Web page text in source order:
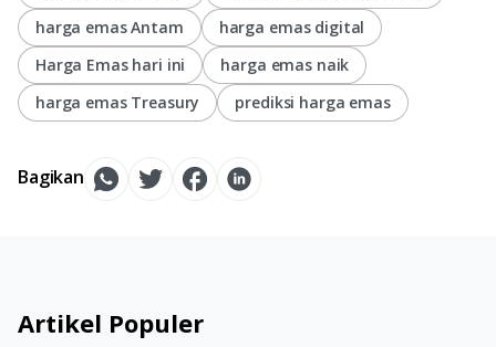
harga emas Antam
harga emas digital
Harga Emas hari ini
harga emas naik
harga emas Treasury
prediksi harga emas
Bagikan
Artikel Populer